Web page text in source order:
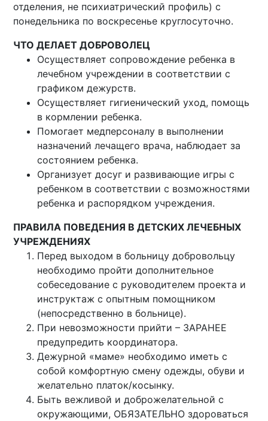
отделения, не психиатрический профиль) с
понедельника по воскресенье круглосуточно.
ЧТО ДЕЛАЕТ ДОБРОВОЛЕЦ
Осуществляет сопровождение ребенка в
лечебном учреждении в соответствии с
графиком дежурств.
Осуществляет гигиенический уход, помощь
в кормлении ребенка.
Помогает медперсоналу в выполнении
назначений лечащего врача, наблюдает за
состоянием ребенка.
Организует досуг и развивающие игры с
ребенком в соответствии с возможностями
ребенка и распорядком учреждения.
ПРАВИЛА ПОВЕДЕНИЯ В ДЕТСКИХ ЛЕЧЕБНЫХ
УЧРЕЖДЕНИЯХ
Перед выходом в больницу добровольцу
необходимо пройти дополнительное
собеседование с руководителем проекта и
инструктаж с опытным помощником
(непосредственно в больнице).
При невозможности прийти – ЗАРАНЕЕ
предупредить координатора.
Дежурной «маме» необходимо иметь с
собой комфортную смену одежды, обуви и
желательно платок/косынку.
Быть вежливой и доброжелательной с
окружающими, ОБЯЗАТЕЛЬНО здороваться